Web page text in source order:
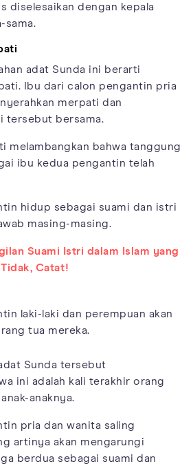
diselesaikan dengan kepala
sama.
adat Sunda ini berarti
Ibu dari calon pengantin pria
merpati dan
tersebut bersama.
melambangkan bahwa tanggung
ibu kedua pengantin telah
hidup sebagai suami dan istri
masing-masing.
Suami Istri dalam Islam yang
Catat!
laki-laki dan perempuan akan
tua mereka.
Sunda tersebut
ini adalah kali terakhir orang
anaknya.
pria dan wanita saling
artinya akan mengarungi
berdua sebagai suami dan